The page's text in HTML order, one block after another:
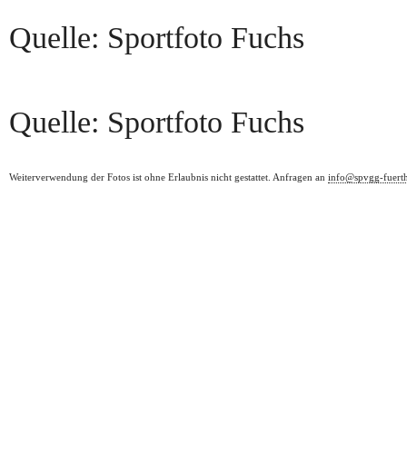
Quelle: Sportfoto Fuchs
Quelle: Sportfoto Fuchs
Weiterverwendung der Fotos ist ohne Erlaubnis nicht gestattet. Anfragen an info@spvgg-